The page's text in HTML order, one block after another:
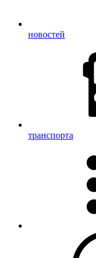
новостей
транспорта